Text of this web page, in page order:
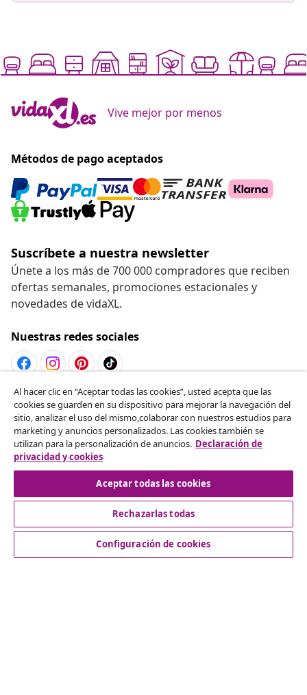
Vive mejor por menos
Métodos de pago aceptados
Suscríbete a nuestra newsletter
Únete a los más de 700 000 compradores que reciben
ofertas semanales, promociones estacionales y
novedades de vidaXL.
Nuestras redes sociales
Desistir del contrato
Solicita la cancelación de tu pedido.
Desistir del contrato
Servicio al Cliente
Empresas
Al hacer clic en “Aceptar todas las cookies”, usted acepta que las
cookies se guarden en su dispositivo para mejorar la navegación del
sitio, analizar el uso del mismo,colaborar con nuestros estudios para
marketing y anuncios personalizados. Las cookies también se
utilizan para la personalización de anuncios. Declaración de
privacidad y cookies
Aceptar todas las cookies
Rechazarlas todas
Configuración de cookies